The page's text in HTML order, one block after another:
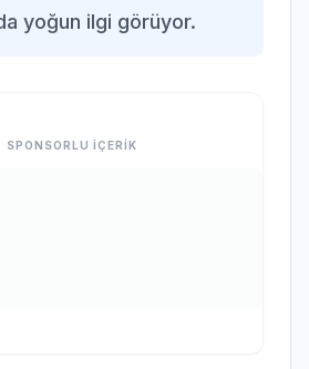
yoğun ilgi görüyor.
SPONSORLU İÇERİK